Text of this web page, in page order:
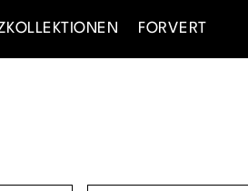
FORVERT